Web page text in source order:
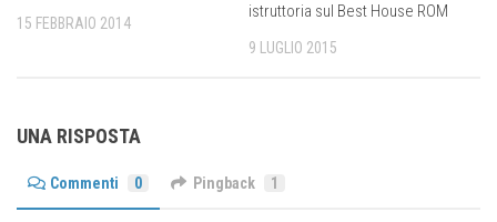
15 FEBBRAIO 2014
istruttoria sul Best House ROM
9 LUGLIO 2015
UNA RISPOSTA
Commenti 0 Pingback 1